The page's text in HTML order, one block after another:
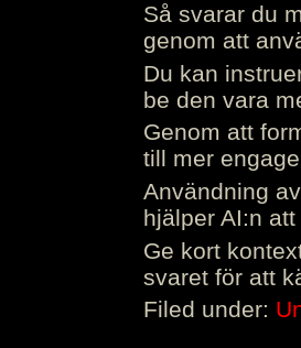
Så svarar du
genom att
Du kan
be den vara
Genom att
till mer
Användning
hjälper AI:n
Ge kort
svaret för att
Filed under: